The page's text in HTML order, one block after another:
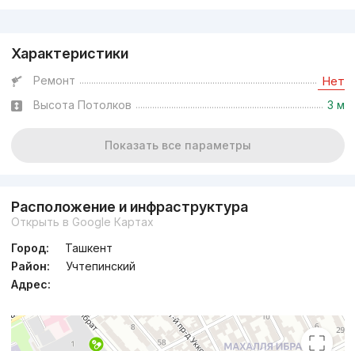
Характеристики
Ремонт Нет
Высота Потолков 3 м
Показать все параметры
Расположение и инфраструктура
Открыть в Google Картах
Город:
Ташкент
Район:
Учтепинский
Адрес: